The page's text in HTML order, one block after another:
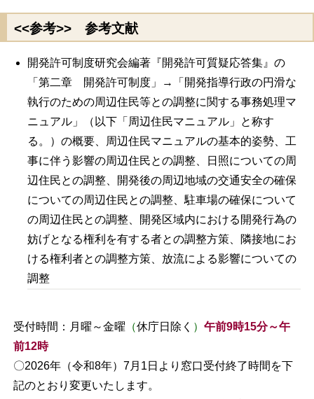
<<参考>> 参考文献
開発許可制度研究会編著『開発許可質疑応答集』の
「第二章 開発許可制度」→「開発指導行政の円滑な
執行のための周辺住民等との調整に関する事務処理マ
ニュアル」（以下「周辺住民マニュアル」と称す
る。）の概要、周辺住民マニュアルの基本的姿勢、工
事に伴う影響の周辺住民との調整、日照についての周
辺住民との調整、開発後の周辺地域の交通安全の確保
についての周辺住民との調整、駐車場の確保について
の周辺住民との調整、開発区域内における開発行為の
妨げとなる権利を有する者との調整方策、隣接地にお
ける権利者との調整方策、放流による影響についての
調整
受付時間：月曜～金曜 （休庁日除く ）午前9時15分～午
前12時
〇2026年（令和8年）7月1日より窓口受付終了時間を下
記のとおり変更いたします。